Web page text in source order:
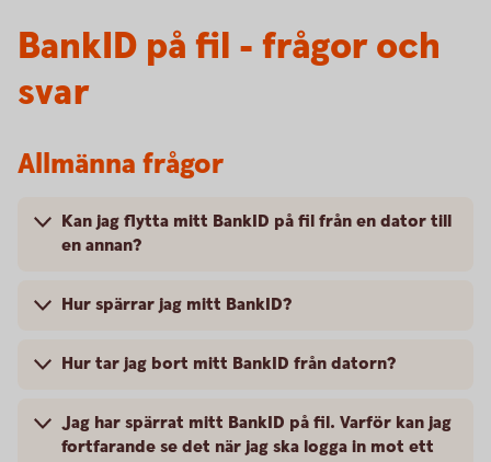
BankID på fil - frågor och
svar
Allmänna frågor
Kan jag flytta mitt BankID på fil från en dator till
en annan?
Hur spärrar jag mitt BankID?
Hur tar jag bort mitt BankID från datorn?
Jag har spärrat mitt BankID på fil. Varför kan jag
fortfarande se det när jag ska logga in mot ett